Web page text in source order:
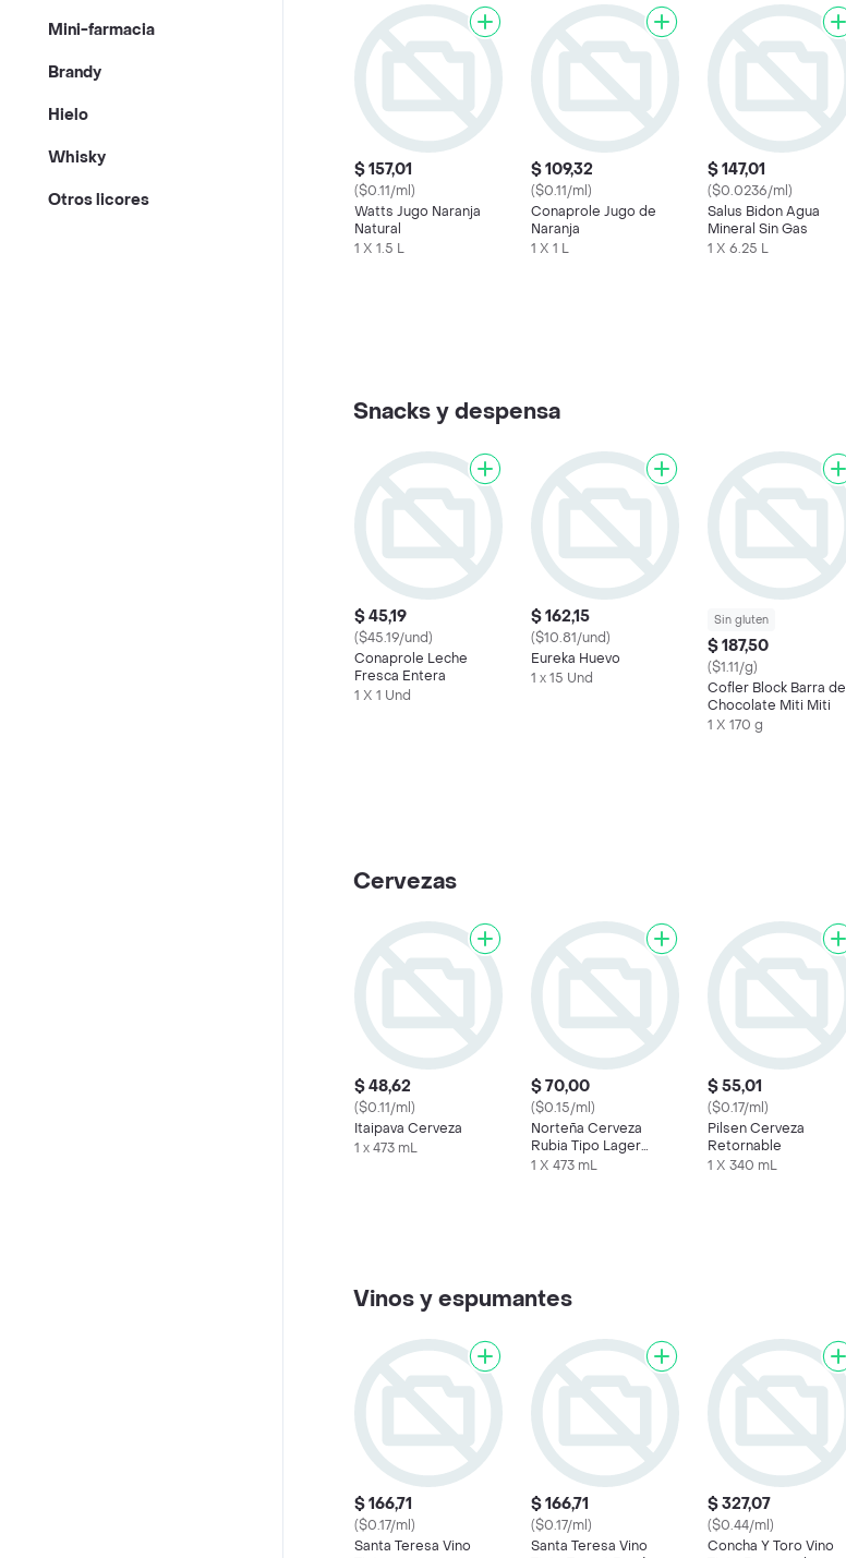
Mini-farmacia
Brandy
Hielo
Whisky
Otros licores
$ 157,01
($0.11/ml)
Watts Jugo Naranja
Natural
1 X 1.5 L
$ 109,32
($0.11/ml)
Conaprole Jugo de
Naranja
1 X 1 L
$ 147,01
($0.0236/ml)
Salus Bidon Agua
Mineral Sin Gas
1 X 6.25 L
Snacks y despensa
$ 45,19
($45.19/und)
Conaprole Leche
Fresca Entera
1 X 1 Und
$ 162,15
($10.81/und)
Eureka Huevo
1 x 15 Und
Sin gluten
$ 187,50
($1.11/g)
Cofler Block Barra de
Chocolate Miti Miti
1 X 170 g
Cervezas
$ 48,62
($0.11/ml)
Itaipava Cerveza
1 x 473 mL
$ 70,00
($0.15/ml)
Norteña Cerveza
Rubia Tipo Lager
Estilo Pilsener
1 X 473 mL
$ 55,01
($0.17/ml)
Pilsen Cerveza
Retornable
1 X 340 mL
Vinos y espumantes
$ 166,71
($0.17/ml)
Santa Teresa Vino
$ 166,71
($0.17/ml)
Santa Teresa Vino
$ 327,07
($0.44/ml)
Concha Y Toro Vino